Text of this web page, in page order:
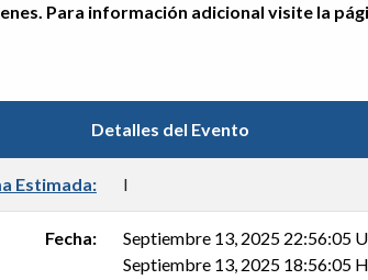
Para información adicional visite la
Detalles del Evento
Estimada: I
Fecha:
Septiembre 13, 2025 22:56:05
Septiembre 13, 2025 18:56:05